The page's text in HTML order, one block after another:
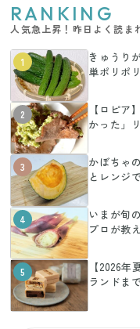
RANKING
人気急上昇！昨日よく読ま
1
きゅうり
単ポリポ
2
【ロピア
かった」
3
かぼちゃ
とレンジ
4
いまが旬
プロが教
5
【2026
ランドまで